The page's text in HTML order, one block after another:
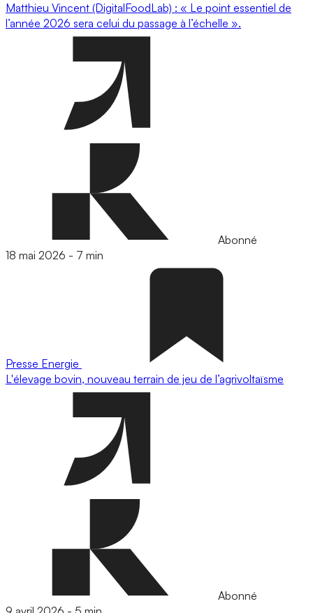
Matthieu Vincent (DigitalFoodLab) : « Le point essentiel de
l’année 2026 sera celui du passage à l’échelle ».
Abonné
18 mai 2026 - 7 min
Presse Energie
L'élevage bovin, nouveau terrain de jeu de l’agrivoltaïsme
Abonné